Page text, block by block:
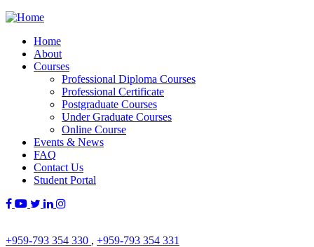
Home
About
Courses
Professional Diploma Courses
Professional Certificate
Postgraduate Courses
Under Graduate Courses
Online Course
Events & News
FAQ
Contact Us
Student Portal
+959-793 354 330 , +959-793 354 331